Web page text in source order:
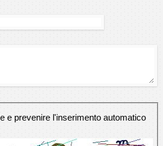
e prevenire l'inserimento automatico